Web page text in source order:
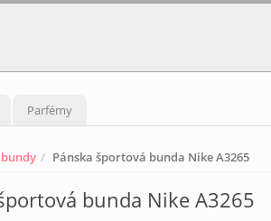
Parfémy
Pánska športová bunda Nike A3265
bunda Nike A3265